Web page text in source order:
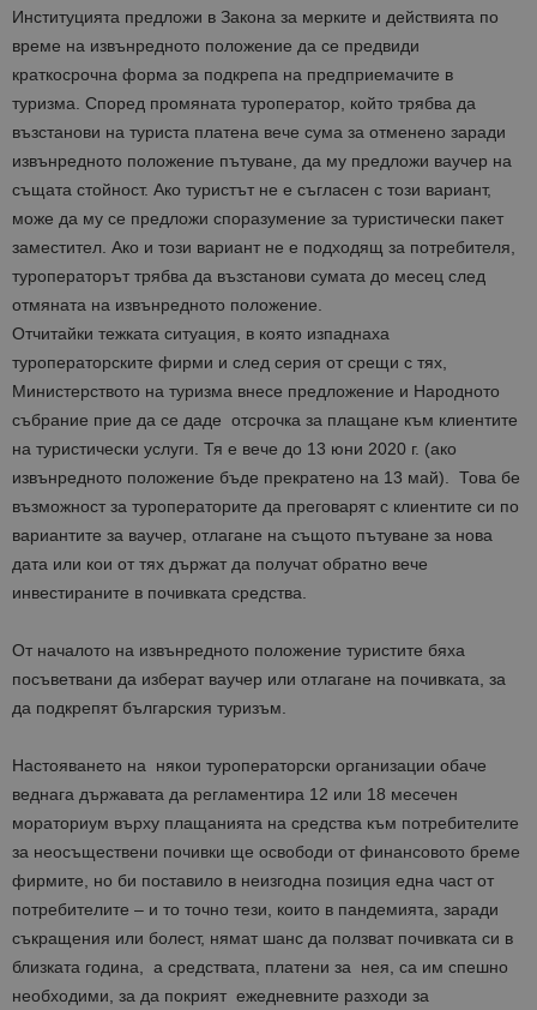
Институцията предложи в Закона за мерките и действията по
време на извънредното положение да се предвиди
краткосрочна форма за подкрепа на предприемачите в
туризма. Според промяната туроператор, който трябва да
възстанови на туриста платена вече сума за отменено заради
извънредното положение пътуване, да му предложи ваучер на
същата стойност. Ако туристът не е съгласен с този вариант,
може да му се предложи споразумение за туристически пакет
заместител. Ако и този вариант не е подходящ за потребителя,
туроператорът трябва да възстанови сумата до месец след
отмяната на извънредното положение.
Отчитайки тежката ситуация, в която изпаднаха
туроператорските фирми и след серия от срещи с тях,
Министерството на туризма внесе предложение и Народното
събрание прие да се даде отсрочка за плащане към клиентите
на туристически услуги. Тя е вече до 13 юни 2020 г. (ако
извънредното положение бъде прекратено на 13 май). Това бе
възможност за туроператорите да преговарят с клиентите си по
вариантите за ваучер, отлагане на същото пътуване за нова
дата или кои от тях държат да получат обратно вече
инвестираните в почивката средства.
От началото на извънредното положение туристите бяха
посъветвани да изберат ваучер или отлагане на почивката, за
да подкрепят българския туризъм.
Настояването на някои туроператорски организации обаче
веднага държавата да регламентира 12 или 18 месечен
мораториум върху плащанията на средства към потребителите
за неосъществени почивки ще освободи от финансовото бреме
фирмите, но би поставило в неизгодна позиция една част от
потребителите – и то точно тези, които в пандемията, заради
съкращения или болест, нямат шанс да ползват почивката си в
близката година, а средствата, платени за нея, са им спешно
необходими, за да покрият ежедневните разходи за